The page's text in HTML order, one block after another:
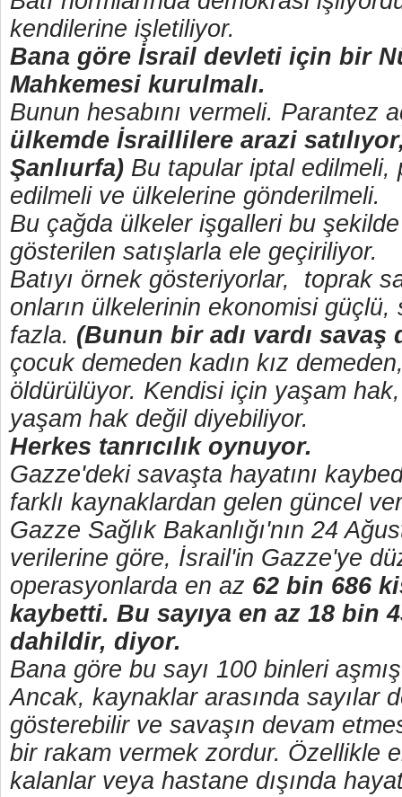
kendilerine işletiliyor.
Bana göre İsrail devleti için bir
Mahkemesi kurulmalı.
Bunun hesabını vermeli. Parantez
ülkemde İsraillilere arazi
Şanlıurfa) Bu tapular iptal edilmeli,
edilmeli ve ülkelerine gönderilmeli.
Bu çağda ülkeler işgalleri bu
gösterilen satışlarla ele geçiriliyor.
Batıyı örnek gösteriyorlar, toprak
onların ülkelerinin ekonomisi güçlü,
fazla. (Bunun bir adı vardı savaş
çocuk demeden kadın kız
öldürülüyor. Kendisi için yaşam
yaşam hak değil diyebiliyor.
Herkes tanrıcılık oynuyor.
Gazze'deki savaşta hayatını
farklı kaynaklardan gelen güncel
Gazze Sağlık Bakanlığı'nın 24
verilerine göre, İsrail'in Gazze'ye
operasyonlarda en az 62 bin 686
kaybetti. Bu sayıya en az 18 bin
dahildir, diyor.
Bana göre bu sayı 100 binleri
Ancak, kaynaklar arasında sayılar
gösterebilir ve savaşın devam
bir rakam vermek zordur. Özellikle
kalanlar veya hastane dışında